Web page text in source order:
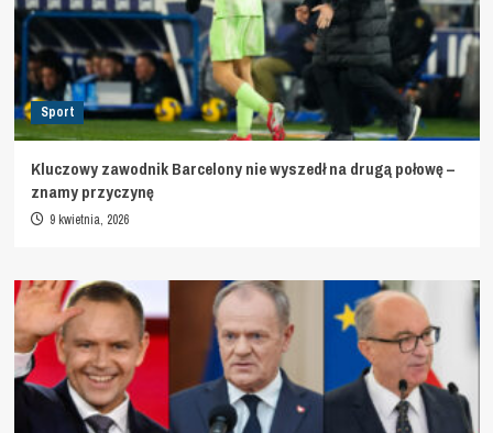
Sport
Kluczowy zawodnik Barcelony nie wyszedł na drugą połowę –
znamy przyczynę
9 kwietnia, 2026